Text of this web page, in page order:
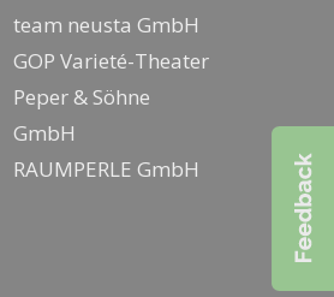
team neusta GmbH
GOP Varieté-Theater
Peper & Söhne
GmbH
RAUMPERLE GmbH